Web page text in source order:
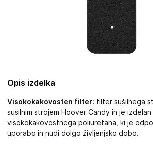
Opis izdelka
Visokokakovosten filter: filter sušilnega
sušilnim strojem Hoover Candy in je izdelan
visokokakovostnega poliuretana, ki je
uporabo in nudi dolgo življenjsko dobo.